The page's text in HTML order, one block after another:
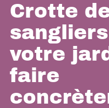
Crotte
votre
faire